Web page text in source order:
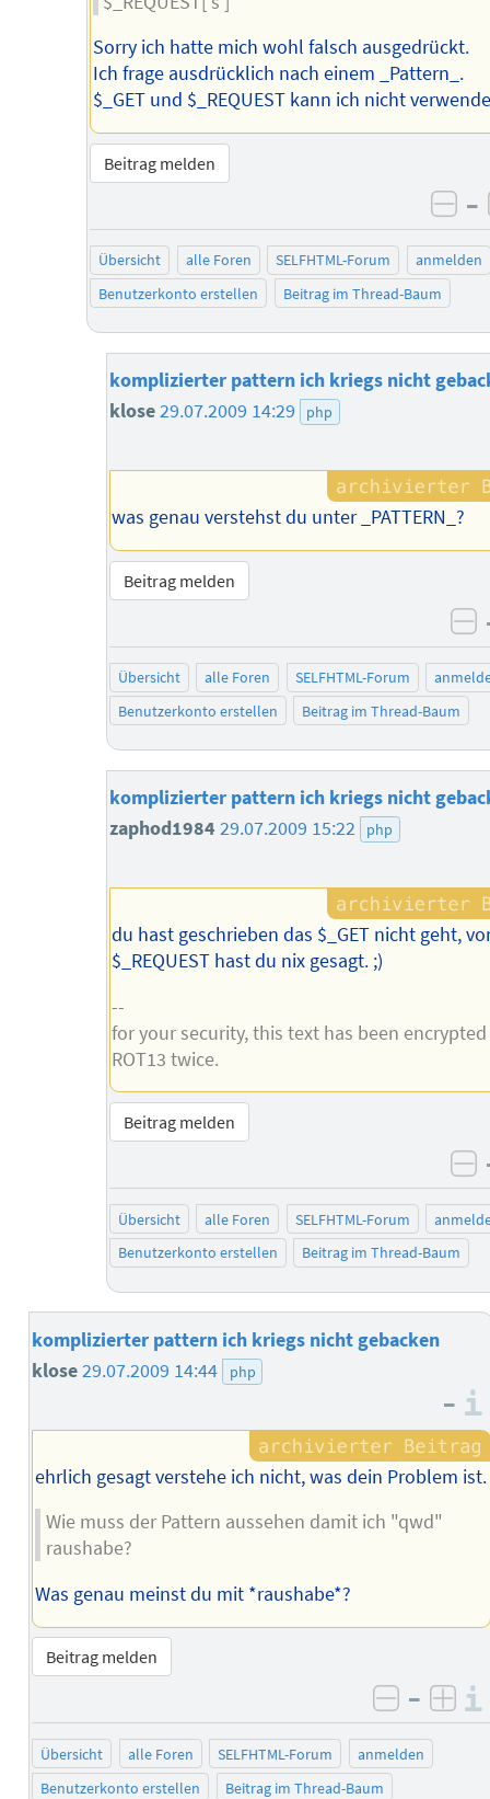
Sorry ich hatte mich wohl falsch ausgedrückt.
Ich frage ausdrücklich nach einem _Pattern_.
$_GET und $_REQUEST kann ich nicht
Beitrag melden
–
Übersicht alle Foren SELFHTML-Forum
anmelden
Benutzerkonto erstellen
Beitrag im Thread-Baum
komplizierter pattern ich kriegs nicht
klose29.07.2009 14:29 php
was genau verstehst du unter _PATTERN_?
Beitrag melden
Übersicht alle Foren SELFHTML-Forum
Benutzerkonto erstellen
Beitrag im Thread-Baum
komplizierter pattern ich kriegs nicht
zaphod1984 29.07.2009 15:22 php
du hast geschrieben das $_GET nicht geht,
$_REQUEST hast du nix gesagt. ;)
--
for your security, this text has been
ROT13 twice.
Beitrag melden
Übersicht alle Foren SELFHTML-Forum
Benutzerkonto erstellen
Beitrag im Thread-Baum
komplizierter pattern ich kriegs nicht gebacken
klose29.07.2009 14:44 php
–
ehrlich gesagt verstehe ich nicht, was dein Problem ist.
Wie muss der Pattern aussehen damit ich "qwd"
raushabe?
Was genau meinst du mit *raushabe*?
Beitrag melden
negativ
–
Übersicht alle Foren SELFHTML-Forum
anmelden
Benutzerkonto erstellen
Beitrag im Thread-Baum